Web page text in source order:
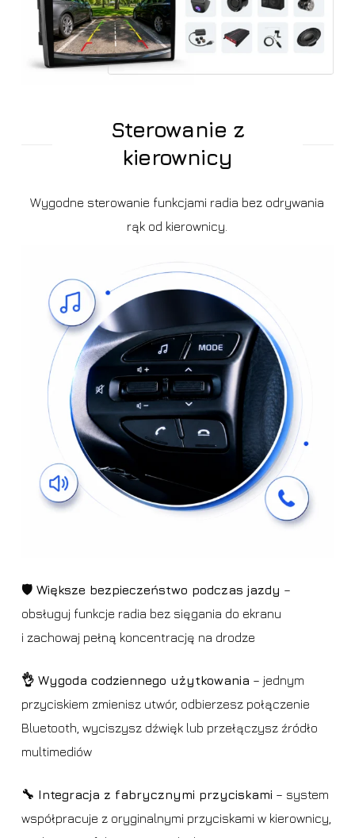
Sterowanie z
kierownicy
Wygodne sterowanie funkcjami radia bez odrywania
rąk od kierownicy.
🛡️ Większe bezpieczeństwo podczas jazdy –
obsługuj funkcje radia bez sięgania do ekranu
i zachowaj pełną koncentrację na drodze
👌 Wygoda codziennego użytkowania – jednym
przyciskiem zmienisz utwór, odbierzesz połączenie
Bluetooth, wyciszysz dźwięk lub przełączysz źródło
multimediów
🔧 Integracja z fabrycznymi przyciskami – system
współpracuje z oryginalnymi przyciskami w kierownicy,